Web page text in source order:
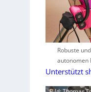
Robuste
autonomen
Unterstützt